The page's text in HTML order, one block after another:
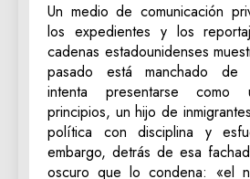
Un medio de comunicación
los expedientes y los
cadenas estadounidenses
pasado está manchado de
intenta presentarse
principios, un hijo de
política con disciplina y
embargo, detrás de esa
oscuro que lo condena: «el